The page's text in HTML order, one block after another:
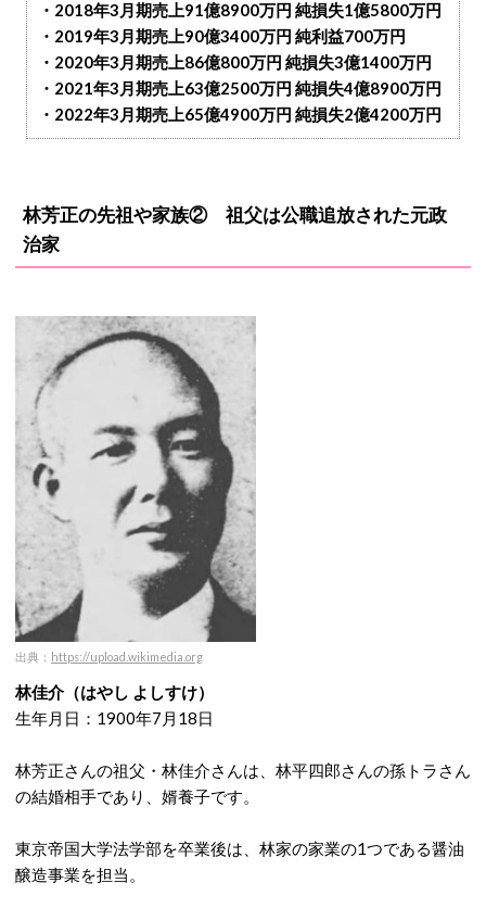
・2018年3月期売上91億8900万円 純損失1億5800万円
・2019年3月期売上90億3400万円 純利益700万円
・2020年3月期売上86億800万円 純損失3億1400万円
・2021年3月期売上63億2500万円 純損失4億8900万円
・2022年3月期売上65億4900万円 純損失2億4200万円
林芳正の先祖や家族② 祖父は公職追放された元政
治家
出典： https://upload.wikimedia.org
林佳介（はやし よしすけ）
生年月日：1900年7月18日
林芳正さんの祖父・林佳介さんは、林平四郎さんの孫トラさん
の結婚相手であり、婿養子です。
東京帝国大学法学部を卒業後は、林家の家業の1つである醤油
醸造事業を担当。